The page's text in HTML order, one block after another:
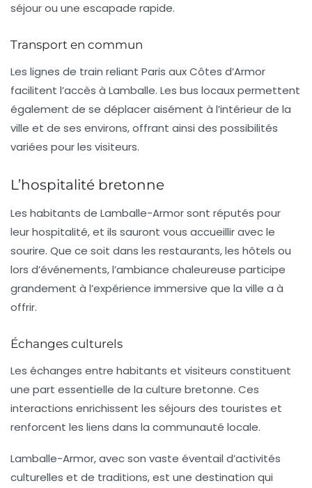
séjour ou une escapade rapide.
Transport en commun
Les lignes de train reliant Paris aux Côtes d’Armor
facilitent l’accès à Lamballe. Les bus locaux permettent
également de se déplacer aisément à l’intérieur de la
ville et de ses environs, offrant ainsi des possibilités
variées pour les visiteurs.
L’hospitalité bretonne
Les habitants de Lamballe-Armor sont réputés pour
leurhospitalité, et ils sauront vous accueillir avec le
sourire. Que ce soit dans les restaurants, les hôtels ou
lors d’événements, l’ambiance chaleureuse participe
grandement à l’expérience immersive que la ville a à
offrir.
Échanges culturels
Les échanges entre habitants et visiteurs constituent
une part essentielle de la culture bretonne. Ces
interactions enrichissent les séjours des touristes et
renforcent les liens dans la communauté locale.
Lamballe-Armor, avec son vaste éventail d’activités
culturelles et de traditions, est une destination qui